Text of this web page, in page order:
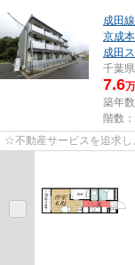
成田線
京成
成田
千葉県
7.6
築年
階数
☆不動産サービスを追求